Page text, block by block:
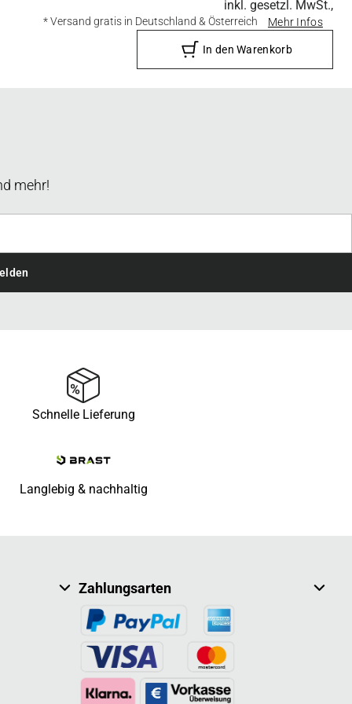
inkl. gesetzl. MwSt.,
* Versand gratis in Deutschland & Österreich Mehr Infos
In den Warenkorb
mehr!
Schnelle Lieferung
Langlebig & nachhaltig
Zahlungsarten